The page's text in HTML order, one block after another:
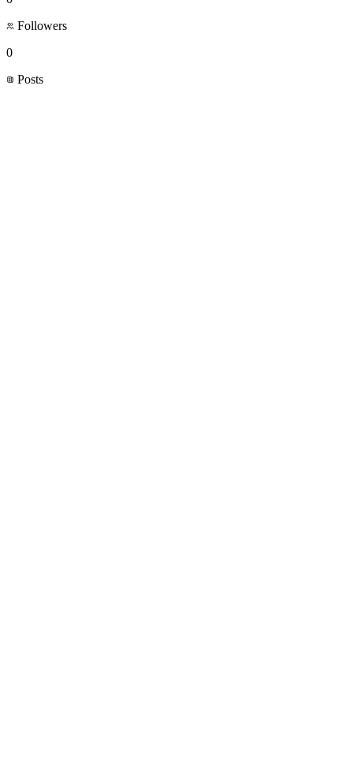
Followers
0
Posts